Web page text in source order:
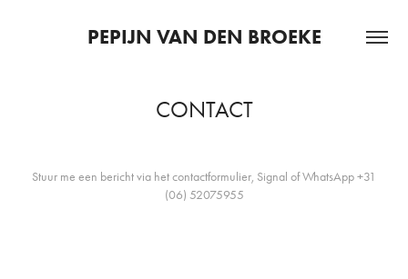
PEPIJN VAN DEN BROEKE
CONTACT
Stuur me een bericht via het contactformulier, Signal of WhatsApp +31
(06) 52075955